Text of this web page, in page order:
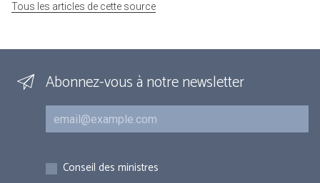
Tous les articles de cette source
Abonnez-vous à notre newsletter
Courriel
Inscriptions
Conseil des ministres